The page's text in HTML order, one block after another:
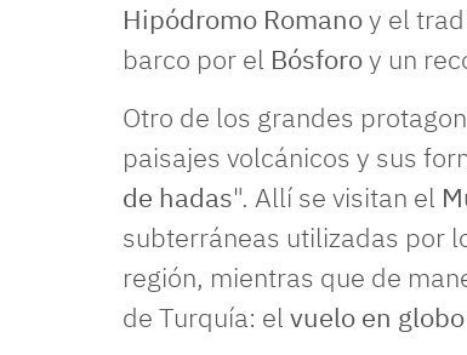
Hipódromo Romanoy el
barco por el Bósforoy un
Otro de los grandes
paisajes volcánicos y sus
de hadas". Allí se visitan el
subterráneas utilizadas por
región, mientras que de
de Turquía: el vuelo en